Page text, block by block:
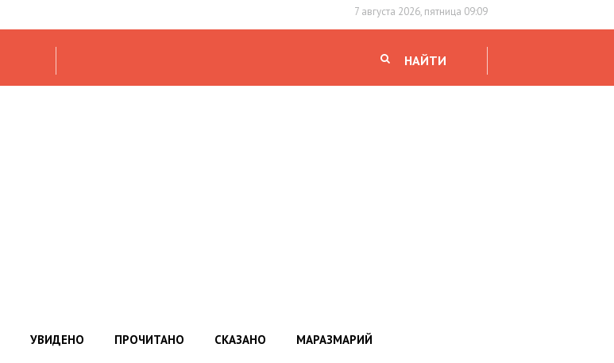
7 августа 2026, пятница 09:09
НАЙТИ
УВИДЕНО ПРОЧИТАНО СКАЗАНО МАРАЗМАРИЙ